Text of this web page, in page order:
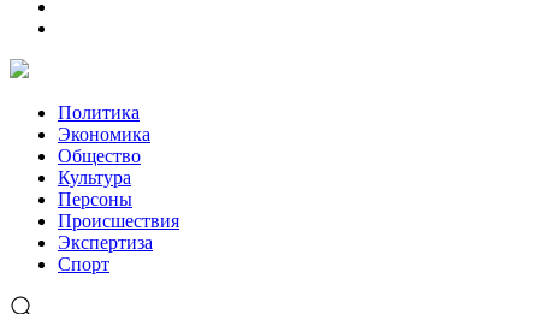
Политика
Экономика
Общество
Культура
Персоны
Происшествия
Экспертиза
Спорт